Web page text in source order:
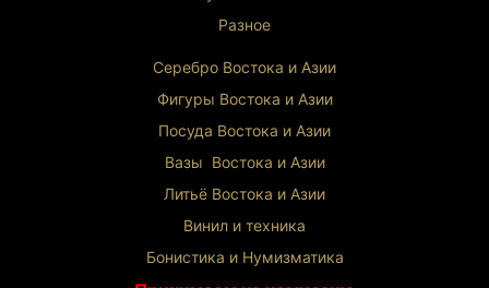
Разное
Серебро Востока и Азии
Фигуры Востока и Азии
Посуда Востока и Азии
Вазы Востока и Азии
Литьё Востока и Азии
Винил и техника
Бонистика и Нумизматика